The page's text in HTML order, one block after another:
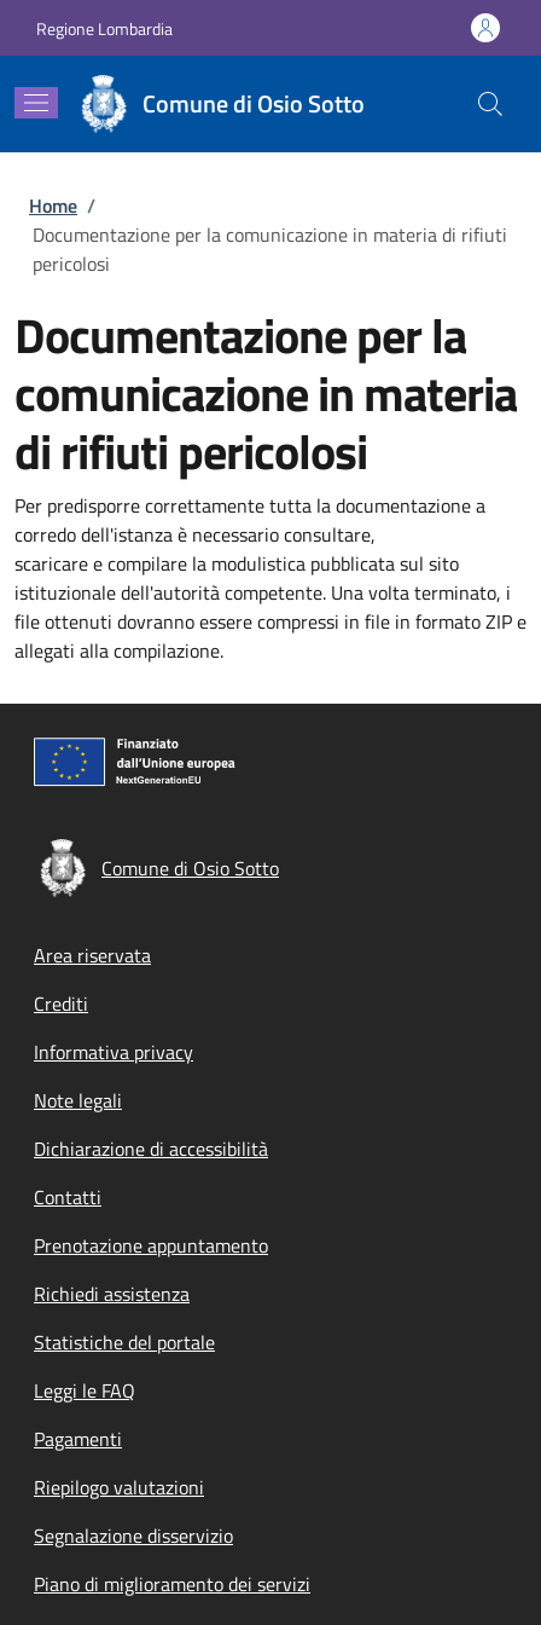
Regione Lombardia
Comune di Osio Sotto
Briciole di pane
Home /
Documentazione per la comunicazione in materia di rifiuti
pericolosi
Documentazione per la
comunicazione in materia
di rifiuti pericolosi
Per predisporre correttamente tutta la documentazione a
corredo dell'istanza è necessario consultare,
scaricare e compilare la modulistica pubblicata sul sito
istituzionale dell'autorità competente. Una volta terminato, i
file ottenuti dovranno essere compressi in file in formato ZIP e
allegati alla compilazione.
Comune di Osio Sotto
Footer menu
Area riservata
Crediti
Informativa privacy
Note legali
Dichiarazione di accessibilità
Contatti
Prenotazione appuntamento
Richiedi assistenza
Statistiche del portale
Leggi le FAQ
Pagamenti
Riepilogo valutazioni
Segnalazione disservizio
Piano di miglioramento dei servizi